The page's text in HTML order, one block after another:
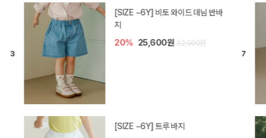
[SIZE ~6Y] 라핀 카프리 팬츠
30%
엘로디 니트 아기 바지